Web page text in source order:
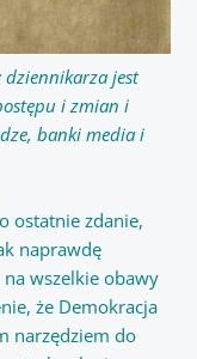
jest
i zmian i
banki media i
ostatnie zdanie,
naprawdę
wszelkie obawy
że Demokracja
narzędziem do